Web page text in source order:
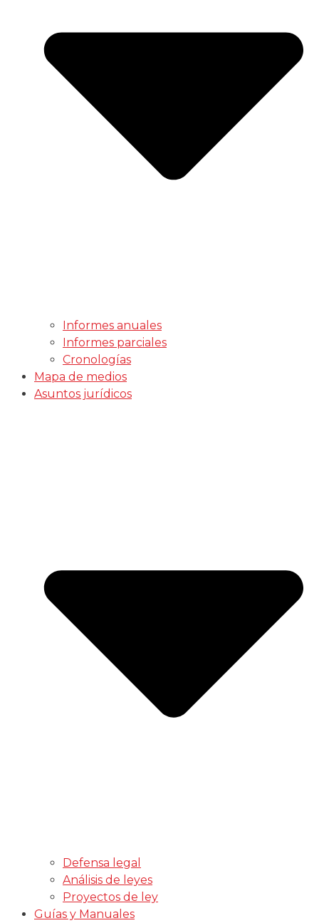
Informes anuales
Informes parciales
Cronologías
Mapa de medios
Asuntos jurídicos
Defensa legal
Análisis de leyes
Proyectos de ley
Guías y Manuales